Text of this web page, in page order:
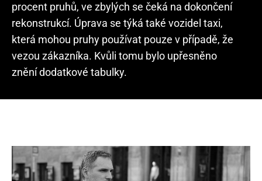
procent pruhů, ve zbylých se čeká na dokončení
rekonstrukcí. Úprava se týká také vozidel taxi,
která mohou pruhy používat pouze v případě, že
vezou zákazníka. Kvůli tomu bylo upřesněno
znění dodatkové tabulky.